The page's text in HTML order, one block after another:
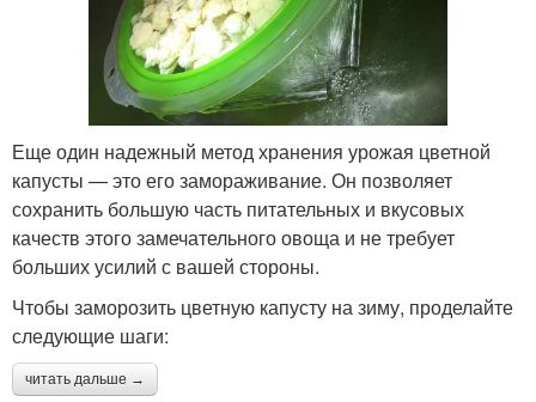
Еще один надежный метод хранения урожая цветной
капусты — это его замораживание. Он позволяет
сохранить большую часть питательных и вкусовых
качеств этого замечательного овоща и не требует
больших усилий с вашей стороны.
Чтобы заморозить цветную капусту на зиму, проделайте
следующие шаги:
читать дальше →